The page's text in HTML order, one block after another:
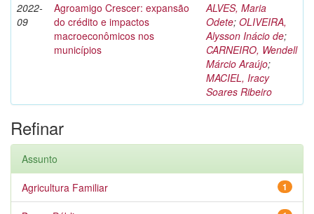
2022-
09
Agroamigo Crescer: expansão
do crédito e impactos
macroeconômicos nos
municípios
ALVES, Maria
Odete; OLIVEIRA,
Alysson Inácio de;
CARNEIRO, Wendell
Márcio Araújo;
MACIEL, Iracy
Soares Ribeiro
Refinar
Assunto
1
Agricultura Familiar